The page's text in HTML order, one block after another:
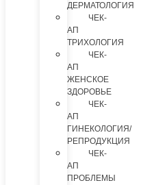
ДЕРМАТОЛОГИЯ
ЧЕК-
АП
ТРИХОЛОГИЯ
ЧЕК-
АП
ЖЕНСКОЕ
ЗДОРОВЬЕ
ЧЕК-
АП
ГИНЕКОЛОГИЯ/
РЕПРОДУКЦИЯ
ЧЕК-
АП
ПРОБЛЕМЫ